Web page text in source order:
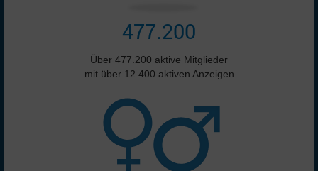
477.200
Über 477.200 aktive Mitglieder
mit über 12.400 aktiven Anzeigen